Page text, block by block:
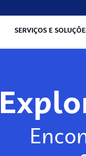
SERVIÇOS E